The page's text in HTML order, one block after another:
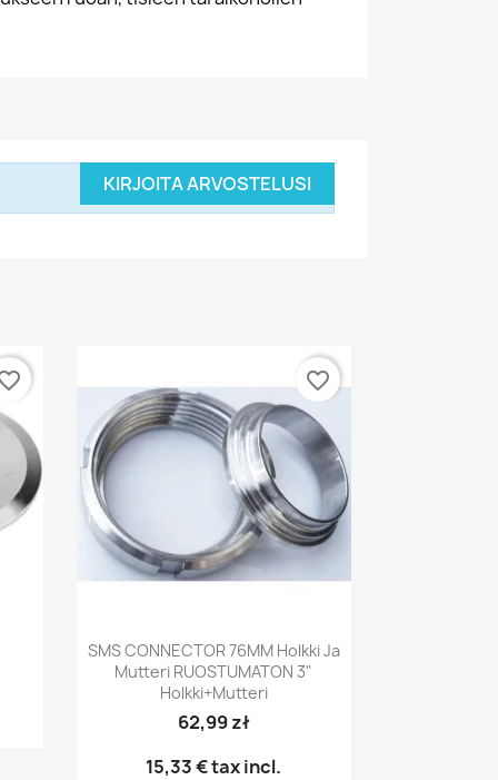
KIRJOITA ARVOSTELUSI
Pikakatselu
SMS CONNECTOR 76MM Holkki Ja
Mutteri RUOSTUMATON 3"
Holkki+mutteri
62,99 zł
15,33 €tax incl.
favorite_border